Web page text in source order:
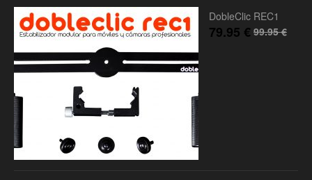
DobleClic REC1
99.95€
79.95 €